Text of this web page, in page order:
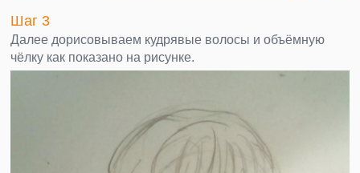
Шаг 3
Далее дорисовываем кудрявые волосы и объёмную
чёлку как показано на рисунке.